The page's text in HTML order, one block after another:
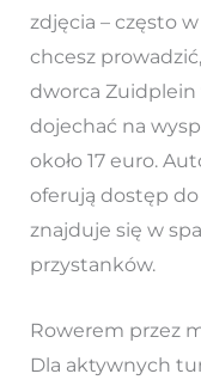
zdjęcia – często
chcesz
dworca
dojechać na
około 17 euro.
oferują dostęp
znajduje się w
przystanków.
Rowerem przez
Dla aktywnych